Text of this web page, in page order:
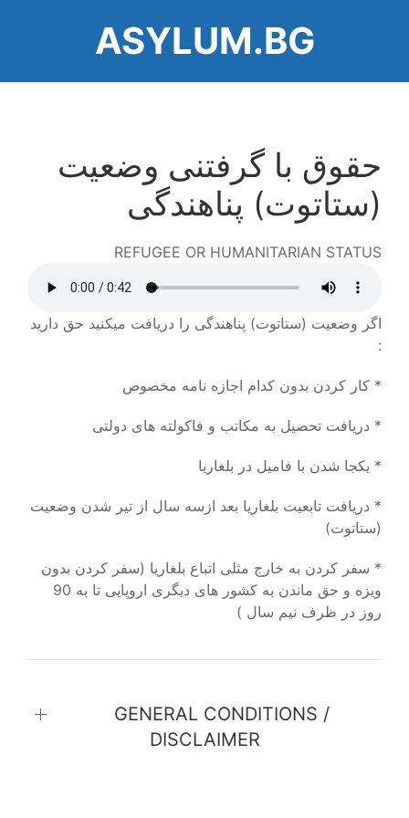
ASYLUM.BG
حقوق با گرفتنی وضعیت
(ستاتوت) پناهندگی
REFUGEE OR HUMANITARIAN STATUS
اگر وضعیت (ستاتوت) پناهندگی را دریافت میکنید حق دارید
:
* کار کردن بدون کدام اجازه نامه مخصوص
* دریافت تحصیل به مکاتب و فاکولته های دولتی
* یکجا شدن با فامیل در بلغاریا
* دریافت تابعیت بلغاریا بعد ازسه سال از تیر شدن وضعیت
(ستاتوت)
* سفر کردن به خارج مثلی اتباع بلغاریا (سفر کردن بدون
ویزه و حق ماندن به کشور های دیگری اروپایی تا به 90
روز در ظرف نیم سال )
GENERAL CONDITIONS /
DISCLAIMER